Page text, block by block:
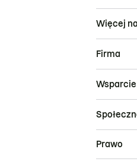
Więcej
Firma
Wsparcie
Prawo